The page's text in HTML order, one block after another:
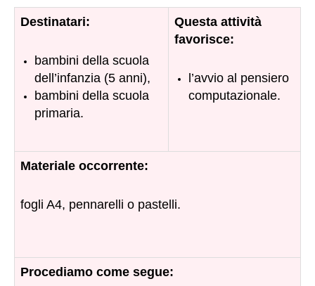
Destinatari:
bambini della scuola
dell’infanzia (5 anni),
bambini della scuola
primaria.
Questa attività
favorisce:
l’avvio al pensiero
computazionale.
Materiale occorrente:
fogli A4, pennarelli o pastelli.
Procediamo come segue: